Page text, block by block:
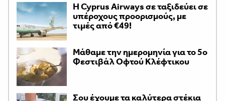
H Cyprus Airways σε ταξιδεύει σε
υπέροχους προορισμούς, με
τιμές από €49!
Μάθαμε την ημερομηνία για το 5ο
Φεστιβάλ Οφτού Κλέφτικου
Σου έχουμε τα καλύτερα στέκια